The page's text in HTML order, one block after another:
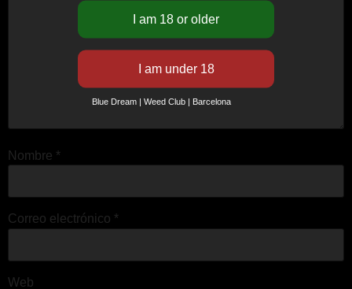
Nombre *
Correo electrónico *
Web
Blue Dream | Weed Club | Barcelona